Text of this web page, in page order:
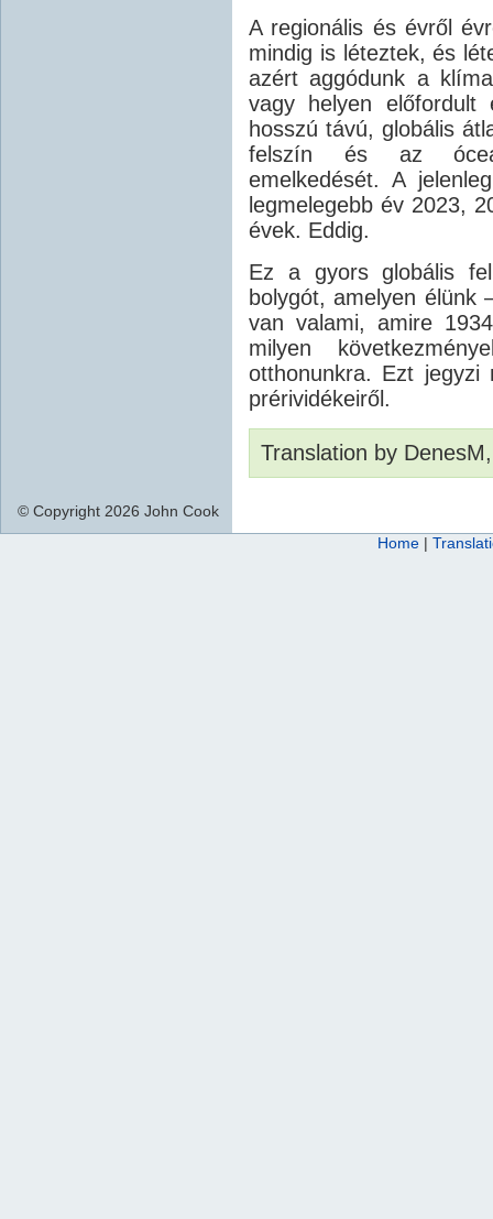
A regionális és évről
mindig is léteztek, és
azért aggódunk a
vagy helyen előfordult
hosszú távú, globális
felszín és az
emelkedését. A
legmelegebb év 2023,
évek. Eddig.
Ez a gyors globális
bolygót, amelyen élünk
van valami, amire
milyen
otthonunkra. Ezt
prérividékeiről.
Translation by
© Copyright 2026 John Cook
Home |